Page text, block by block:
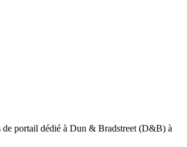
de portail dédié à Dun & Bradstreet (D&B) à